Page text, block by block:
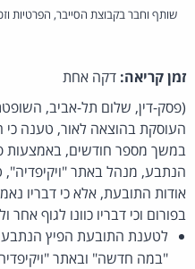
שותף וחבר בקבוצת הסייבר, הפרטיות
זמן קריאה: דקה אחת
(פסק-דין, שלום תל-אביב,
העוסקת בהוצאה לאור, טענה
במשך מספר חודשים, באמצעות
הנתבע, מנהל באתר "ויקיפדיה",
אודות התובעת, אלא כי דבריו
בפורום וכי דבריו כוונו לגוף
לטענת התובעת הפיץ הנתבע
"במה חדשה" ובאתר